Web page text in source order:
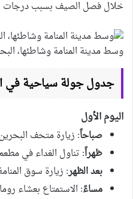
خلال فصل الصيف بسبب درجات
وسط مدينة المنامة وشاطئها،
جدول جولة سياحية في
اليوم الأول
صباحاً: زيارة متحف
ظهراً: تناول الغداء في
بعد الظهر: زيارة سوق
مساءً: الاستمتاع بعشاء